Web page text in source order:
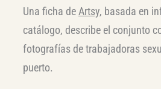
Una ficha deArtsy, basada en
catálogo, describe el conjunto
fotografías de trabajadoras
puerto.